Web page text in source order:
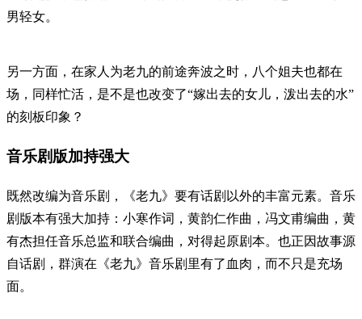
男轻女。
另一方面，在家人为老九的前途奔波之时，八个姐夫也都在
场，同样忙活，是不是也改变了“嫁出去的女儿，泼出去的水”
的刻板印象？
音乐剧版加持强大
既然改编为音乐剧，《老九》要有话剧以外的丰富元素。音乐
剧版本有强大加持：小寒作词，黄韵仁作曲，冯文甫编曲，黄
有杰担任音乐总监和联合编曲，对得起原剧本。也正因故事源
自话剧，群演在《老九》音乐剧里有了血肉，而不只是充场
面。